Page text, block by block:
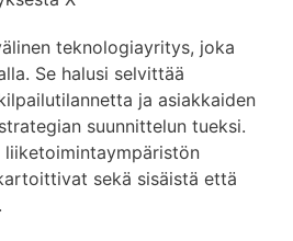
teknologiayritys, joka
Se halusi selvittää
ja asiakkaiden
suunnittelun tueksi.
sekä sisäistä että